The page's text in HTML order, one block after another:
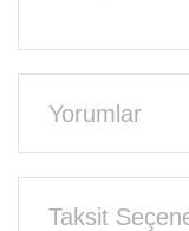
Yorumlar
Taksit